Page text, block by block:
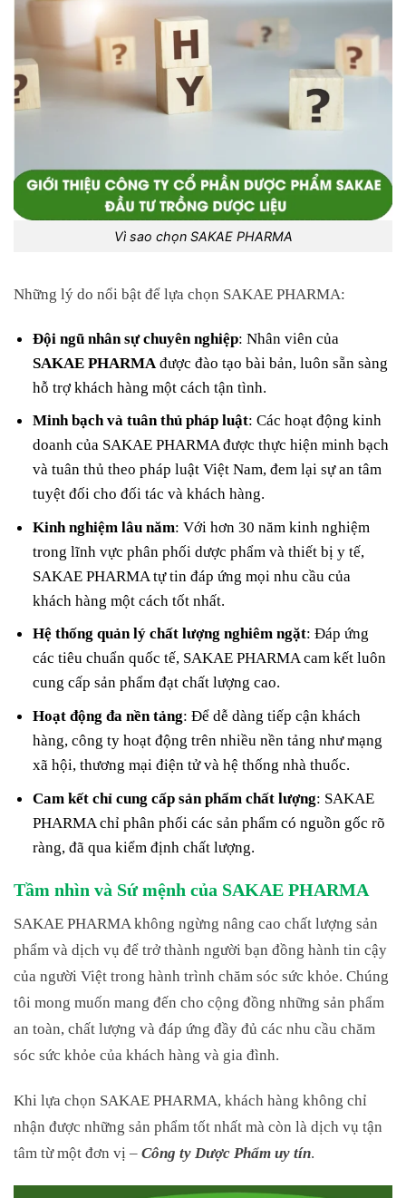
Vì sao chọn SAKAE PHARMA
Những lý do nổi bật để lựa chọn SAKAE PHARMA:
Đội ngũ nhân sự chuyên nghiệp: Nhân viên của
SAKAE PHARMA được đào tạo bài bản, luôn sẵn sàng
hỗ trợ khách hàng một cách tận tình.
Minh bạch và tuân thủ pháp luật: Các hoạt động kinh
doanh của SAKAE PHARMA được thực hiện minh bạch
và tuân thủ theo pháp luật Việt Nam, đem lại sự an tâm
tuyệt đối cho đối tác và khách hàng.
Kinh nghiệm lâu năm: Với hơn 30 năm kinh nghiệm
trong lĩnh vực phân phối dược phẩm và thiết bị y tế,
SAKAE PHARMA tự tin đáp ứng mọi nhu cầu của
khách hàng một cách tốt nhất.
Hệ thống quản lý chất lượng nghiêm ngặt: Đáp ứng
các tiêu chuẩn quốc tế, SAKAE PHARMA cam kết luôn
cung cấp sản phẩm đạt chất lượng cao.
Hoạt động đa nền tảng: Để dễ dàng tiếp cận khách
hàng, công ty hoạt động trên nhiều nền tảng như mạng
xã hội, thương mại điện tử và hệ thống nhà thuốc.
Cam kết chỉ cung cấp sản phẩm chất lượng: SAKAE
PHARMA chỉ phân phối các sản phẩm có nguồn gốc rõ
ràng, đã qua kiểm định chất lượng.
Tầm nhìn và Sứ mệnh của SAKAE PHARMA
SAKAE PHARMA không ngừng nâng cao chất lượng sản
phẩm và dịch vụ để trở thành người bạn đồng hành tin cậy
của người Việt trong hành trình chăm sóc sức khỏe. Chúng
tôi mong muốn mang đến cho cộng đồng những sản phẩm
an toàn, chất lượng và đáp ứng đầy đủ các nhu cầu chăm
sóc sức khỏe của khách hàng và gia đình.
Khi lựa chọn SAKAE PHARMA, khách hàng không chỉ
nhận được những sản phẩm tốt nhất mà còn là dịch vụ tận
tâm từ một đơn vị – Công ty Dược Phẩm uy tín.